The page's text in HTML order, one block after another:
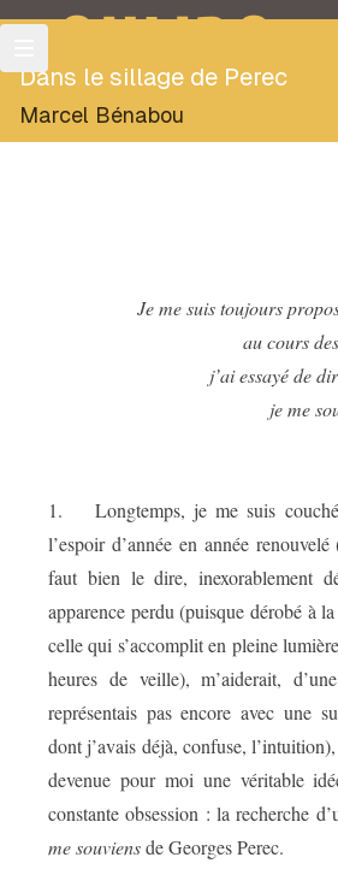
OULIPO
Dans le sillage de Perec
Marcel Bénabou
Je me suis toujours
au cours
j’ai essayé de
je me
1.
Longtemps, je me suis
l’espoir d’année en année
faut bien le dire, inexorablement
apparence perdu (puisque dérobé à
celle qui s’accomplit en pleine
heures de veille), m’aiderait,
représentais pas encore avec une
dont j’avais déjà, confuse,
devenue pour moi une véritable
constante obsession : la recherche
me souviensde Georges Perec.